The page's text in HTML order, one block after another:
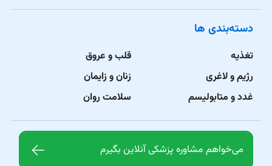
دسته‌بندی ها
تغذیه
رژیم و لاغری
غدد و متابولیسم
قلب و عروق
زنان و زایمان
سلامت روان
می‌خواهم مشاوره پزشکی آنلاین بگیرم